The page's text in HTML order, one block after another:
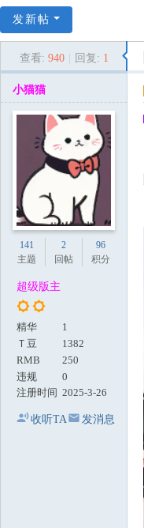
1
发新帖
查看: 940 回复: 1
小猫猫
141
主题
2
回帖
96
积分
超级版主
精华
1
Ｔ豆
1382
RMB
250
违规
0
注册时间 2025-3-26
收听TA 发消息